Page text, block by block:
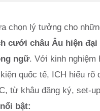
chọn lý tưởng cho
cưới châu Âu hiện đại
ngữ. Với kinh nghiệm
quốc tế, ICH hiểu rõ
từ khâu đăng ký, set-
bật: